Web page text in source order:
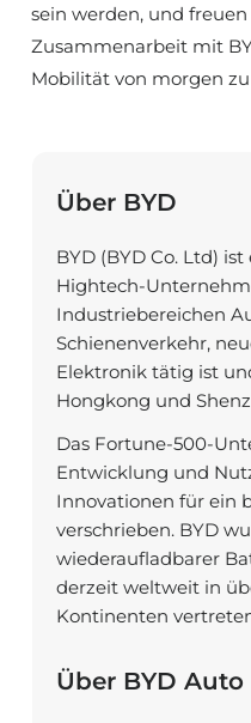
sein werden, und
Zusammenarbeit mit
Mobilität von morgen zu
Über BYD
BYD (BYD Co. Ltd)
Hightech-
Industriebereichen
Schienenverkehr,
Elektronik tätig ist
Hongkong und
Das Fortune-500-
Entwicklung und
Innovationen für ein
verschrieben. BYD
wiederaufladbarer
derzeit weltweit in
Kontinenten
Über BYD Auto